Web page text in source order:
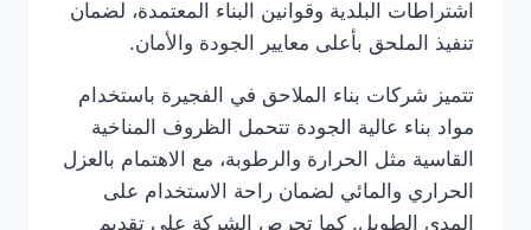
اشتراطات البلدية وقوانين البناء المعتمدة، لضمان
تنفيذ الملحق بأعلى معايير الجودة والأمان.
تتميز شركات بناء الملاحق في الفجيرة باستخدام
مواد بناء عالية الجودة تتحمل الظروف المناخية
القاسية مثل الحرارة والرطوبة، مع الاهتمام بالعزل
الحراري والمائي لضمان راحة الاستخدام على
المدى الطويل. كما تحرص الشركة على تقديم